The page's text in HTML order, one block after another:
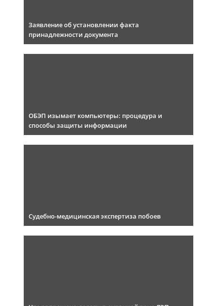
Заявление об установлении факта
принадлежности документа
ОБЭП изымает компьютеры: процедура и
способы защиты информации
Судебно-медицинская экспертиза побоев